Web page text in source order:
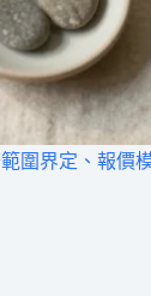
圍界定、報價